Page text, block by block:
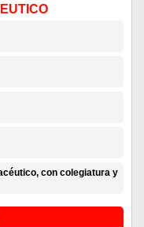
con colegiatura y